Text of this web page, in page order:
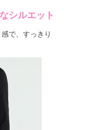
シルエット
で、すっきり